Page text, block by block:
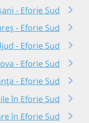
- Eforie Sud
- Eforie Sud
- Eforie Sud
- Eforie Sud
- Eforie Sud
în Eforie Sud
în Eforie Sud